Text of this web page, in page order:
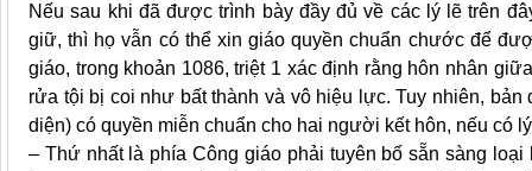
Nếu sau khi đã được trình bày đầy đủ về các lý lẽ trên
giữ, thì họ vẫn có thể xin giáo quyền chuẩn chước để
giáo, trong khoản 1086, triệt 1 xác định rằng hôn nhân
rửa tội bị coi như bất thành và vô hiệu lực. Tuy nhiên,
diện) có quyền miễn chuẩn cho hai người kết hôn, nếu có
– Thứ nhất là phía Công giáo phải tuyên bố sẵn sàng